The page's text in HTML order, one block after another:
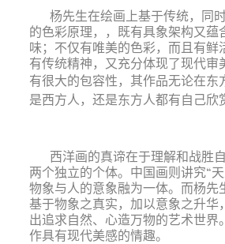
杨先生在绘画上基于传统，同
的色彩原理，，既有具象架构又蕴
味；不仅有唯美的色彩，而且有鲜
有传统精神，又充分体现了现代审
有很大的包容性，其作品无论在东
是西方人，还是东方人都有自己欣
西洋画的真谛在于理解和战胜
两个独立的个体。中国画则讲究“
物象与人的意象融为一体。而杨先
基于物象之真实，加以意象之升华
出追求自然、心造万物的艺术世界
作具有现代美感的情趣。